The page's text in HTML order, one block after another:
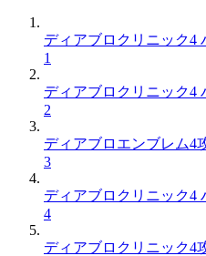
ディアブロクリニック4
1
ディアブロクリニック4
2
ディアブロエンブレム4
3
ディアブロクリニック4
4
ディアブロクリニック4